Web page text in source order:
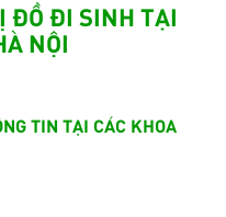
ĐỒ ĐI SINH TẠI
NỘI
TIN TẠI CÁC KHOA